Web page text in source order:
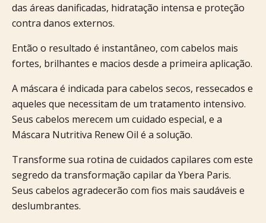
das áreas danificadas, hidratação intensa e proteção
contra danos externos.
Então o resultado é instantâneo, com cabelos mais
fortes, brilhantes e macios desde a primeira aplicação.
A máscara é indicada para cabelos secos, ressecados e
aqueles que necessitam de um tratamento intensivo.
Seus cabelos merecem um cuidado especial, e a
Máscara Nutritiva Renew Oil é a solução.
Transforme sua rotina de cuidados capilares com este
segredo da transformação capilar da Ybera Paris.
Seus cabelos agradecerão com fios mais saudáveis e
deslumbrantes.